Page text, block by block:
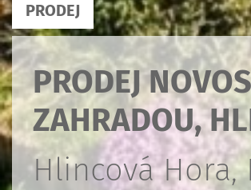
PRODEJ
PRODEJ
ZAHRADOU,
Hlincová Hora,